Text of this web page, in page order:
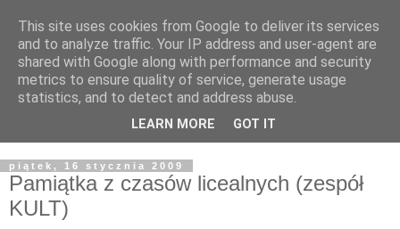
Żyjąc wiarą w REALNYM
świecie
Blog pastora Pawła Bartosika
piątek, 16 stycznia 2009
Pamiątka z czasów licealnych (zespół
KULT)
This site uses cookies from Google to deliver its services
and to analyze traffic. Your IP address and user-agent are
shared with Google along with performance and security
metrics to ensure quality of service, generate usage
statistics, and to detect and address abuse.
LEARN MORE GOT IT